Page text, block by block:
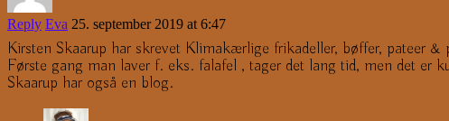
Reply Eva 25. september 2019 at 6:47
Kirsten Skaarup har skrevet Klimakærlige frikadeller, bøffer, pateer
Første gang man laver f. eks. falafel , tager det lang tid, men det er
Skaarup har også en blog.